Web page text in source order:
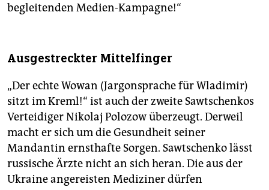
begleitenden Medien-Kampagne!“
Ausgestreckter Mittelfinger
„Der echte Wowan (Jargonsprache für Wladimir)
sitzt im Kreml!“ ist auch der zweite Sawtschenkos
Verteidiger Nikolaj Polozow überzeugt. Derweil
macht er sich um die Gesundheit seiner
Mandantin ernsthafte Sorgen. Sawtschenko lässt
russische Ärzte nicht an sich heran. Die aus der
Ukraine angereisten Mediziner dürfen